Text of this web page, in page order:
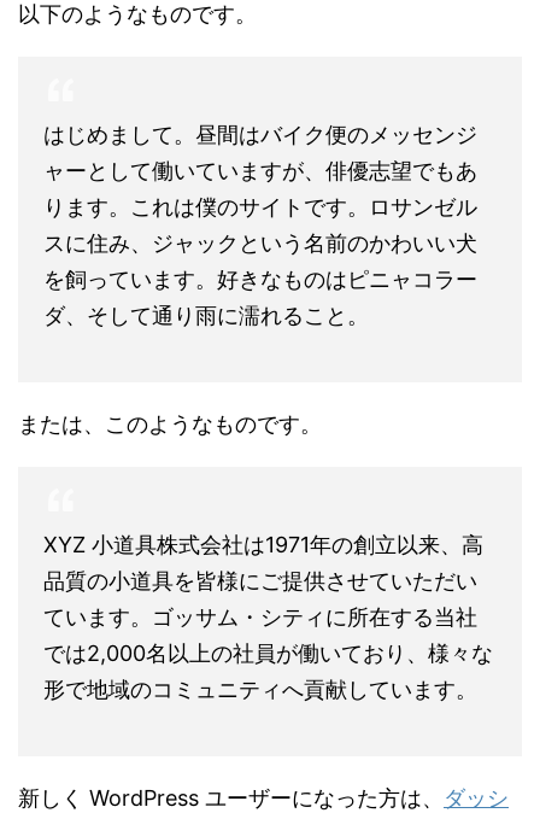
以下のようなものです。
はじめまして。昼間はバイク便のメッセンジ
ャーとして働いていますが、俳優志望でもあ
ります。これは僕のサイトです。ロサンゼル
スに住み、ジャックという名前のかわいい犬
を飼っています。好きなものはピニャコラー
ダ、そして通り雨に濡れること。
または、このようなものです。
XYZ 小道具株式会社は1971年の創立以来、高
品質の小道具を皆様にご提供させていただい
ています。ゴッサム・シティに所在する当社
では2,000名以上の社員が働いており、様々な
形で地域のコミュニティへ貢献しています。
新しく WordPress ユーザーになった方は、 ダッシ